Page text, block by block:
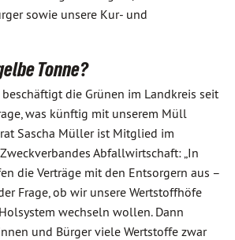
sowie unsere Kur- und
Tonne?
die Grünen im Landkreis seit
was künftig mit unserem Müll
Sascha Müller ist Mitglied im
Abfallwirtschaft: „In
die Verträge mit den Entsorgern aus –
Frage, ob wir unsere Wertstoffhöfe
wechseln wollen. Dann
und Bürger viele Wertstoffe zwar